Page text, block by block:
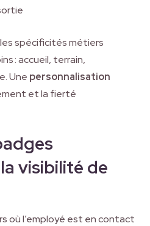
spécificités métiers
: accueil, terrain,
Une personnalisation
et la fierté
visibilité de
où l’employé est en contact